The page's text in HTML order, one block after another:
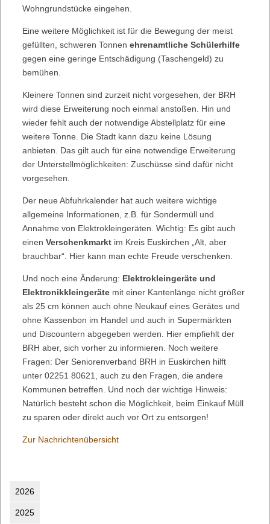
Wohngrundstücke eingehen.
Eine weitere Möglichkeit ist für die Bewegung der meist
gefüllten, schweren Tonnen ehrenamtliche Schülerhilfe
gegen eine geringe Entschädigung (Taschengeld) zu
bemühen.
Kleinere Tonnen sind zurzeit nicht vorgesehen, der BRH
wird diese Erweiterung noch einmal anstoßen. Hin und
wieder fehlt auch der notwendige Abstellplatz für eine
weitere Tonne. Die Stadt kann dazu keine Lösung
anbieten. Das gilt auch für eine notwendige Erweiterung
der Unterstellmöglichkeiten: Zuschüsse sind dafür nicht
vorgesehen.
Der neue Abfuhrkalender hat auch weitere wichtige
allgemeine Informationen, z.B. für Sondermüll und
Annahme von Elektrokleingeräten. Wichtig: Es gibt auch
einen Verschenkmarkt im Kreis Euskirchen „Alt, aber
brauchbar“. Hier kann man echte Freude verschenken.
Und noch eine Änderung: Elektrokleingeräte und
Elektronikkleingeräte mit einer Kantenlänge nicht größer
als 25 cm können auch ohne Neukauf eines Gerätes und
ohne Kassenbon im Handel und auch in Supermärkten
und Discountern abgegeben werden. Hier empfiehlt der
BRH aber, sich vorher zu informieren. Noch weitere
Fragen: Der Seniorenverband BRH in Euskirchen hilft
unter 02251 80621, auch zu den Fragen, die andere
Kommunen betreffen. Und noch der wichtige Hinweis:
Natürlich besteht schon die Möglichkeit, beim Einkauf Müll
zu sparen oder direkt auch vor Ort zu entsorgen!
Zur Nachrichtenübersicht
2026
2025